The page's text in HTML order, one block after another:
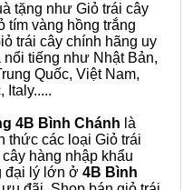
tặng như Giỏ trái cây
tím vàng hồng trắng
trái cây chính hãng uy
tiếng như Nhật Bản,
Quốc, Việt Nam,
Italy.....
4B Bình Chánh là
thức các loại Giỏ trái
hàng nhập khẩu
đại lý lớn ở 4B Bình